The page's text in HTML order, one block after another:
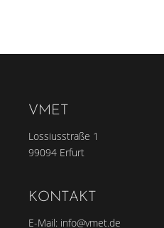
VMET
Lossiusstraße 1
99094 Erfurt
KONTAKT
E-Mail: info@vmet.de